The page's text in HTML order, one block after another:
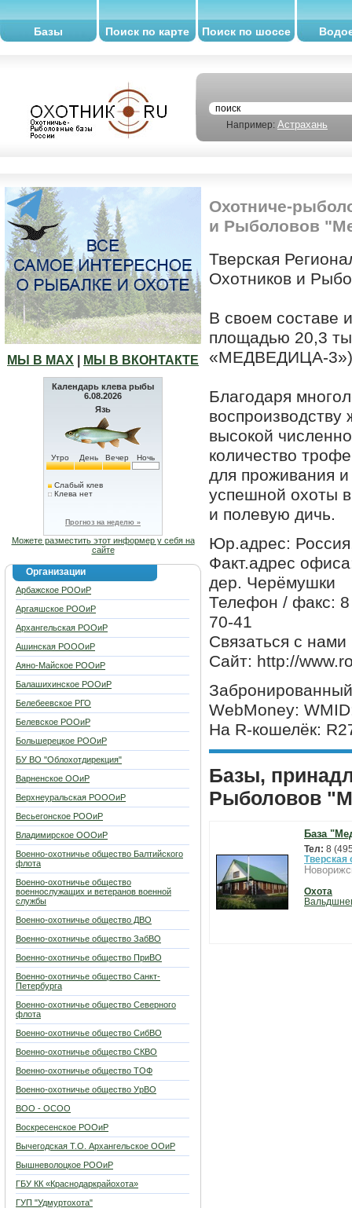
Базы Поиск по карте Поиск по шоссе
Например: Астрахань
МЫ В МАХ МЫ В ВКОНТАКТЕ
Календарь клева рыбы
6.08.2026
Язь
Утро День Вечер Ночь
Слабый клев
Клева нет
Прогноз на неделю »
Можете разместить этот информер у себя на
сайте
Организации
Арбажское РООиР
Аргаяшское РООиР
Архангельская РООиР
Ашинская РОООиР
Аяно-Майское РООиР
Балашихинское РООиР
Белебеевское РГО
Белевское РООиР
Большерецкое РООиР
БУ ВО "Облохотдирекция"
Варненское ООиР
Верхнеуральская РОООиР
Весьегонское РООиР
Владимирское ОООиР
Военно-охотничье общество Балтийского
флота
Военно-охотничье общество
военнослужащих и ветеранов военной
службы
Военно-охотничье общество ДВО
Военно-охотничье общество ЗабВО
Военно-охотничье общество ПриВО
Военно-охотничье общество Санкт-
Петербурга
Военно-охотничье общество Северного
флота
Военно-охотничье общество СибВО
Военно-охотничье общество СКВО
Военно-охотничье общество ТОФ
Военно-охотничье общество УрВО
ВОО - ОСОО
Воскресенское РООиР
Вычегодская Т.О. Архангельское ООиР
Вышневолоцкое РООиР
ГБУ КК «Краснодаркрайохота»
ГУП "Удмуртохота"
Охотниче-
и Рыболовов
Тверская
Охотников и
В своем составе
площадью 20,3
«МЕДВЕДИЦА-
Благодаря
высокой
количество
для проживания
успешной охоты
и полевую дичь.
Юр.адрес:
Факт.адрес
дер. Черёмушки
Телефон / факс:
70-41
Связаться с
Сайт: http://
WebMoney:
На R-кошелёк:
Базы,
Рыболовов
База
Тел: 8
Тверская
Охота